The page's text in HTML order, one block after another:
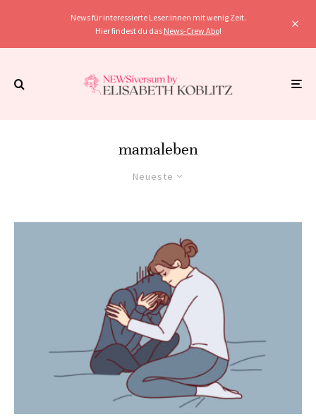
News für interessierte Leser:innen mit wenig Zeit.
Hier findest du das News-Crew Abo!
mamaleben
Neueste